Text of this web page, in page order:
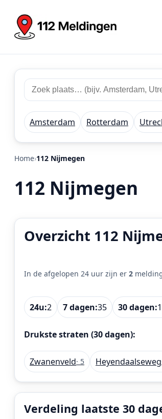
Zoek
112
meldingen
Zoek
plaats
regio
Amsterdam Rotterdam
Home 112 Nijmegen
112 Nijmegen
Overzicht 112
In de afgelopen 24 uur zijn er 2
24u:2 7 dagen:35 30 dagen:
Drukste straten (30 dagen):
Zwanenveld· 5 Heyendaalseweg
Verdeling laatste 30